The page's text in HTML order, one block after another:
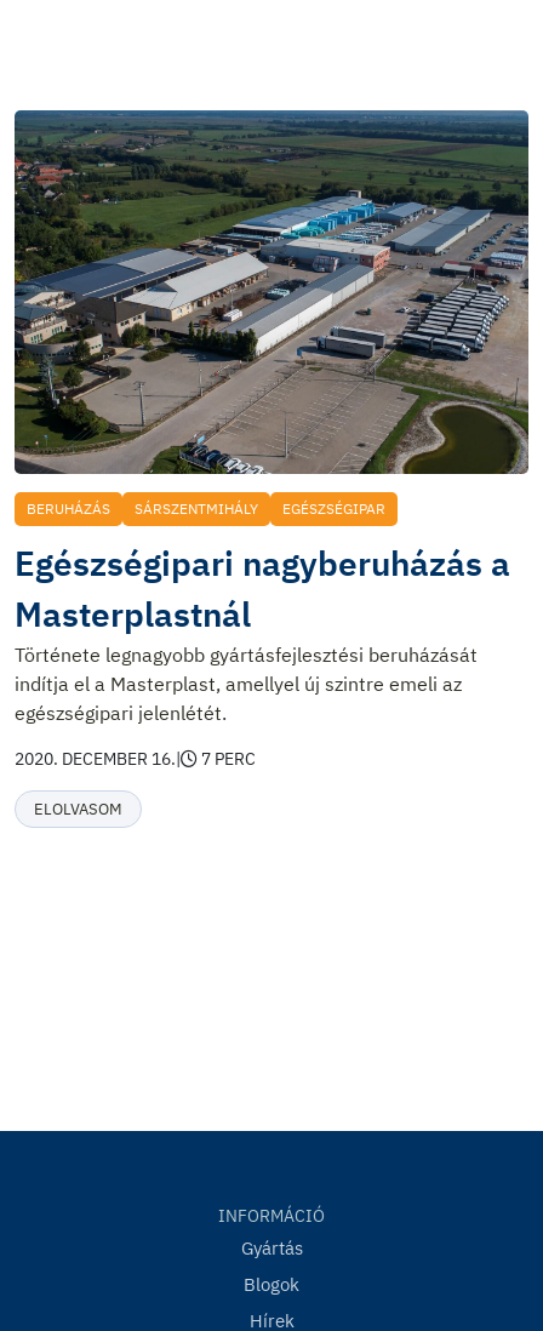
BERUHÁZÁS SÁRSZENTMIHÁLY EGÉSZSÉGIPAR
Egészségipari nagyberuházás a
Masterplastnál
Története legnagyobb gyártásfejlesztési beruházását
indítja el a Masterplast, amellyel új szintre emeli az
egészségipari jelenlétét.
2020. DECEMBER 16.| 7 PERC
ELOLVASOM
INFORMÁCIÓ
Gyártás
Blogok
Hírek